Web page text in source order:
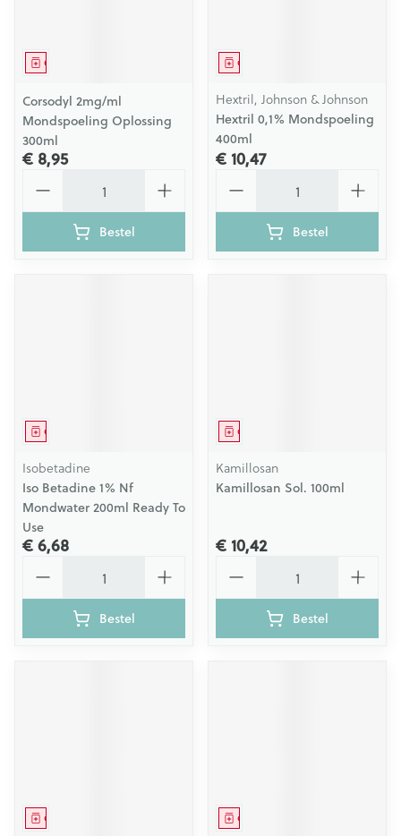
Geneesmiddel
Corsodyl 2mg/ml
Mondspoeling Oplossing
300ml
€ 8,95
Bestel
Geneesmiddel
Hextril, Johnson & Johnson
Hextril 0,1% Mondspoeling
400ml
€ 10,47
Bestel
Geneesmiddel
Isobetadine
Iso Betadine 1% Nf
Mondwater 200ml Ready To
Use
€ 6,68
Bestel
Geneesmiddel
Kamillosan
Kamillosan Sol. 100ml
€ 10,42
Bestel
Geneesmiddel Geneesmiddel